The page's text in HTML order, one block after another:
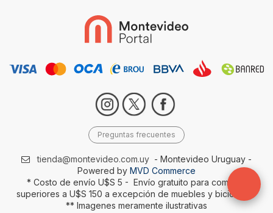
Preguntas frecuentes
tienda@montevideo.com.uy - Montevideo Uruguay -
Powered by MVD Commerce
* Costo de envío U$S 5 - Envío gratuito para compras
superiores a U$S 150 a excepción de muebles y bicicletas-
** Imagenes meramente ilustrativas